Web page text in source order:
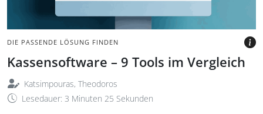
DIE PASSENDE LÖSUNG FINDEN
Kassensoftware – 9 Tools im Vergleich
Katsimpouras, Theodoros
Lesedauer: 3 Minuten 25 Sekunden